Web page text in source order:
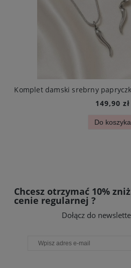
149,90 zł
Do koszyka
Chcesz otrzymać 10%
cenie regularnej ?
Dołącz do